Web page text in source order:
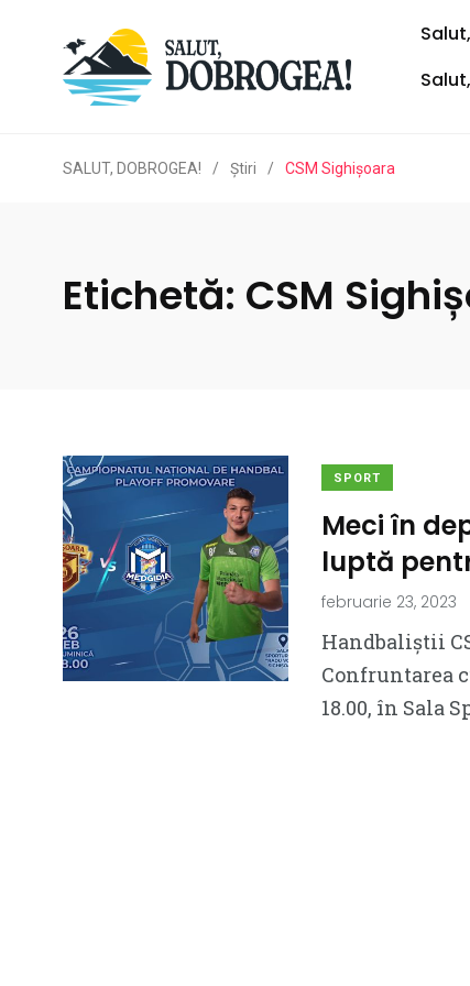
SALUT, DOBROGEA! / Ştiri / CSM Sighișoara
Etichetă: CSM
SPORT
Meci în
luptă
februarie 23, 2023
Handbaliștii
Confruntarea
18.00, în Sala